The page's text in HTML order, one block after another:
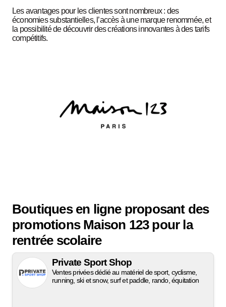
Les avantages pour les clientes sont nombreux : des
économies substantielles, l’accès à une marque renommée, et
la possibilité de découvrir des créations innovantes à des tarifs
compétitifs.
Boutiques en ligne proposant des
promotions Maison 123 pour la
rentrée scolaire
Private Sport Shop
Ventes privées dédié au matériel de sport, cyclisme,
running, ski et snow, surf et paddle, rando, équitation